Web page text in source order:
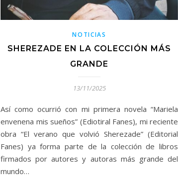
NOTICIAS
SHEREZADE EN LA COLECCIÓN MÁS
GRANDE
13/11/2025
Así como ocurrió con mi primera novela “Mariela
envenena mis sueños” (Ediotiral Fanes), mi reciente
obra “El verano que volvió Sherezade” (Editorial
Fanes) ya forma parte de la colección de libros
firmados por autores y autoras más grande del
mundo…